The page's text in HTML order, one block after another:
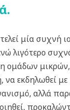
μία συχνή
λιγότερο
ομάδων
εκδηλωθεί
αλλά